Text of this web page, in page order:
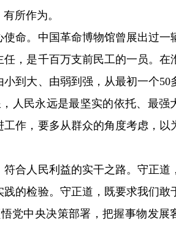
所作为。
命。中国革命博物馆曾展出过一
，是千百万支前民工的一员。在
到大、由弱到强，从最初一个50
人民永远是最坚实的依托、最强
作，要多从群众的角度考虑，以
合人民利益的实干之路。守正道
的检验。守正道，既要求我们敢
党中央决策部署，把握事物发展